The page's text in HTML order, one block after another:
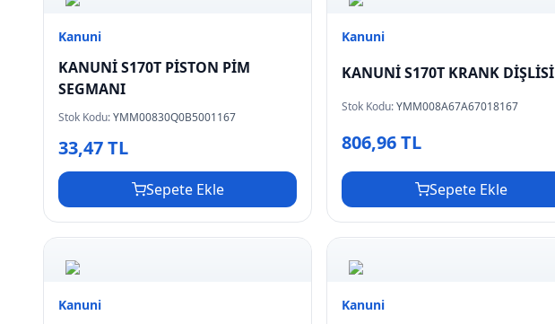
Kanuni
KANUNİ S170T PİSTON PİM
SEGMANI
Stok Kodu:YMM00830Q0B5001167
33,47 TL
Sepete Ekle
Kanuni
KANUNİ S170T KRANK DİŞLİSİ
Stok Kodu:YMM008A67A67018167
806,96 TL
Sepete Ekle
Kanuni Kanuni